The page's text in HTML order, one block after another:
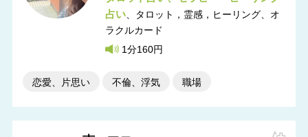
占い
タロット，霊感，ヒーリング
オ
ラクルカード
1分160円
恋愛、片思い 不倫、浮気 職場